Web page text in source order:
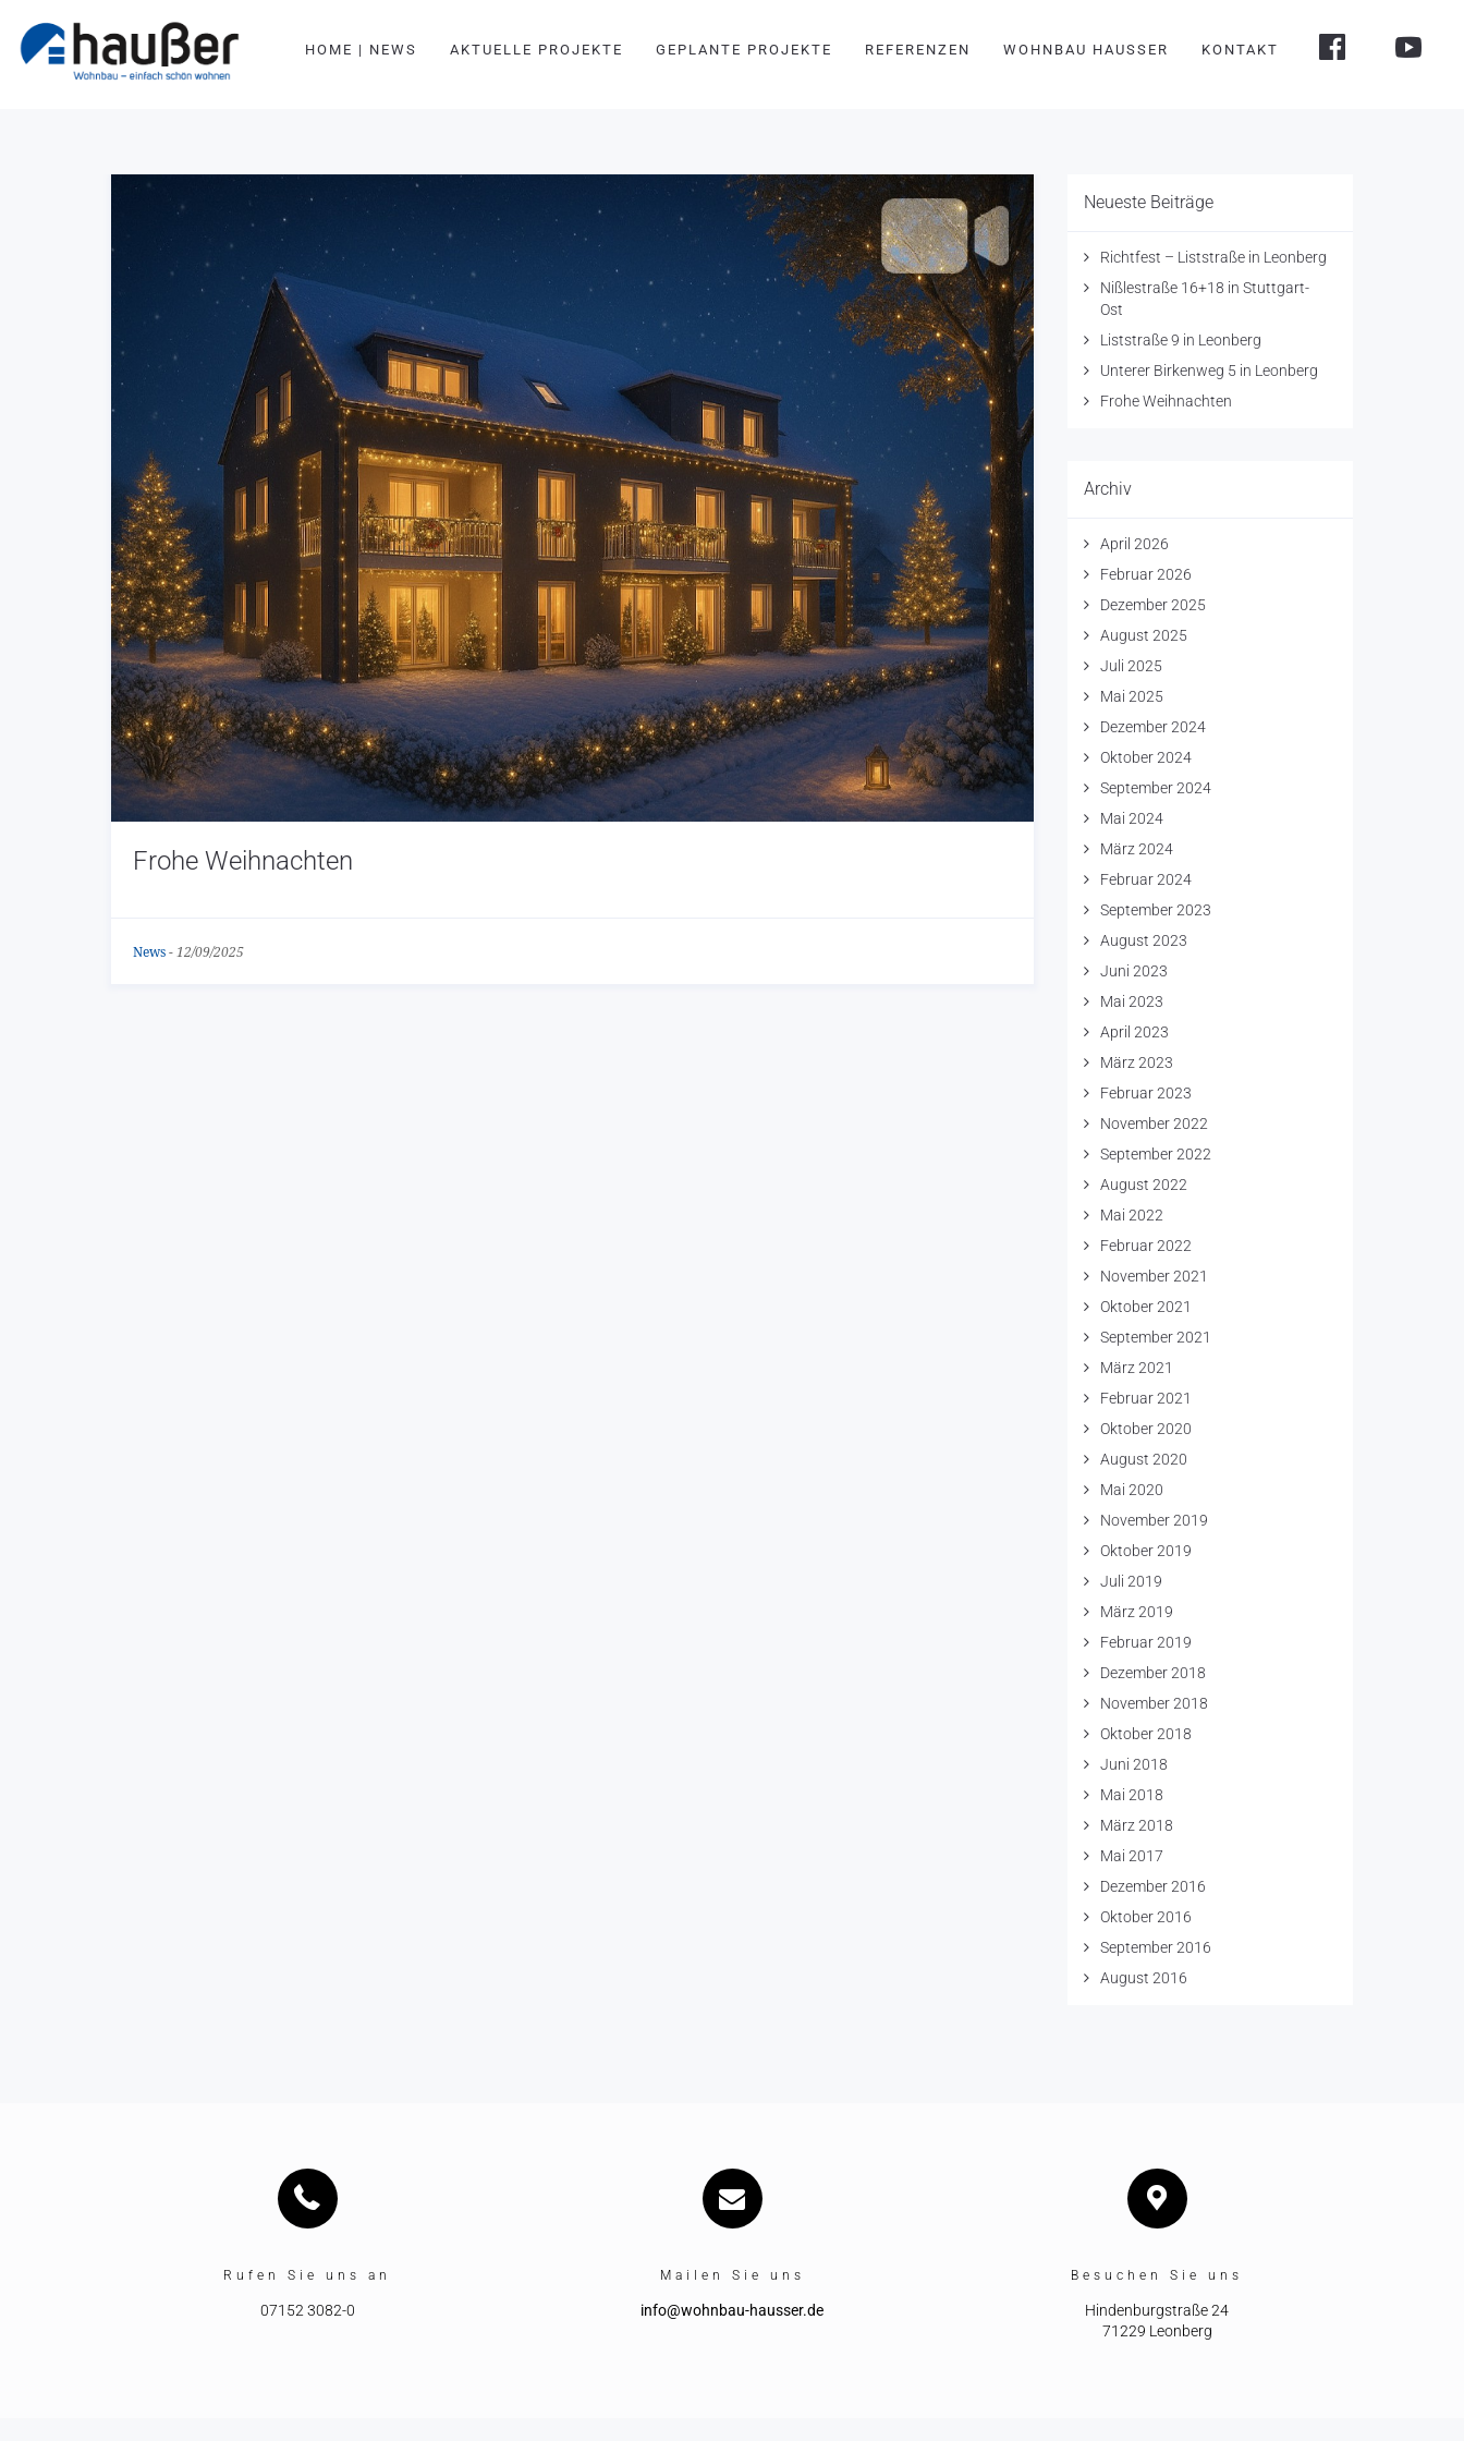
HOME | NEWS AKTUELLE PROJEKTE GEPLANTE PROJEKTE REFERENZEN WOHNBAU HAUSSER KONTAKT
Frohe Weihnachten
News - 12/09/2025
Neueste Beiträge
Richtfest – Liststraße in Leonberg
Nißlestraße 16+18 in Stuttgart-
Ost
Liststraße 9 in Leonberg
Unterer Birkenweg 5 in Leonberg
Frohe Weihnachten
Archiv
April 2026
Februar 2026
Dezember 2025
August 2025
Juli 2025
Mai 2025
Dezember 2024
Oktober 2024
September 2024
Mai 2024
März 2024
Februar 2024
September 2023
August 2023
Juni 2023
Mai 2023
April 2023
März 2023
Februar 2023
November 2022
September 2022
August 2022
Mai 2022
Februar 2022
November 2021
Oktober 2021
September 2021
März 2021
Februar 2021
Oktober 2020
August 2020
Mai 2020
November 2019
Oktober 2019
Juli 2019
März 2019
Februar 2019
Dezember 2018
November 2018
Oktober 2018
Juni 2018
Mai 2018
März 2018
Mai 2017
Dezember 2016
Oktober 2016
September 2016
August 2016
Rufen Sie uns an
07152 3082-0
Mailen Sie uns
info@wohnbau-hausser.de
Besuchen Sie uns
Hindenburgstraße 24
71229 Leonberg